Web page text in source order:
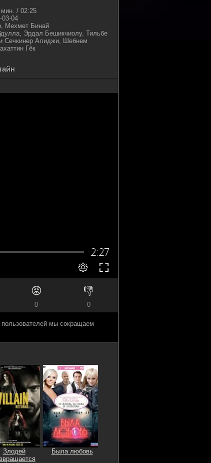
мин. / 02:25
03-04
Мехмет Бинай
Эрдал Бешикчиолу, Тильбе
Сечкинер Алиджи, Шебнем
Гёк
😡
0
👎
0
мы сокращаем
Злодей
Была любовь